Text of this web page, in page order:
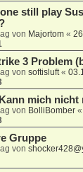
still play
von Majortom «
3 Problem
vonsoftisluft «
mich nicht
von BolliBomber «
Gruppe
von